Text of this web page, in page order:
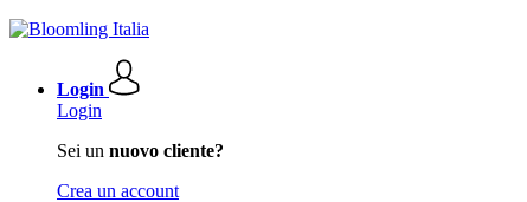
Login
Login
Sei un nuovo cliente?
Crea un account